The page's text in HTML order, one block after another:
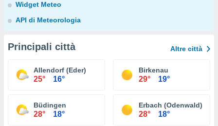
Widget Meteo
API di Meteorologia
Principali città Altre città
Allendorf (Eder)
25° 16°
Birkenau
29° 19°
Büdingen
28° 18°
Erbach (Odenwald)
28° 18°